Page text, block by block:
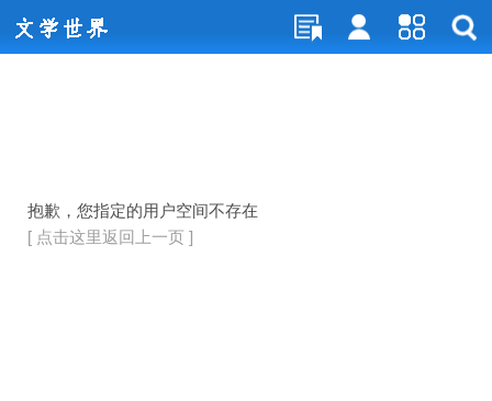
抱歉，您指定的用户空间不存在
[ 点击这里返回上一页 ]